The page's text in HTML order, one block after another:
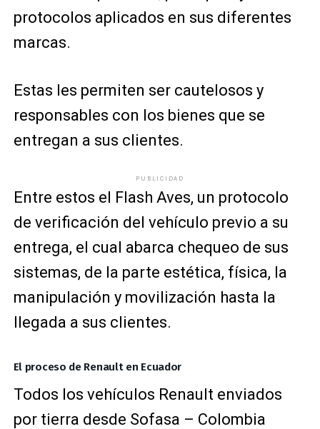
protocolos aplicados en sus diferentes
marcas.
Estas les permiten ser cautelosos y
responsables con los bienes que se
entregan a sus clientes.
PUBLICIDAD
Entre estos el Flash Aves, un protocolo
de verificación del vehículo previo a su
entrega, el cual abarca chequeo de sus
sistemas, de la parte estética, física, la
manipulación y movilización hasta la
llegada a sus clientes.
El proceso de Renault en Ecuador
Todos los vehículos Renault enviados
por tierra desde Sofasa – Colombia